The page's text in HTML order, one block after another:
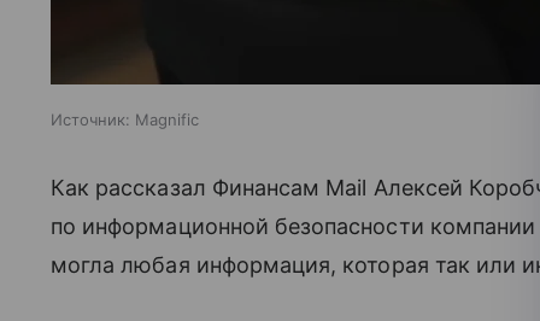
Источник: Magnific
Как рассказал Финансам Mail Алексей
по информационной безопасности компании
могла любая информация, которая так или